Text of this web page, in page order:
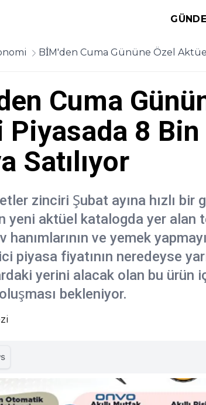
BİM'den Cuma Gününe Özel
Cuma
Piyasada 8
Satılıyor
zinciri Şubat ayına hızlı bir
yeni aktüel katalogda yer
hanımlarının ve yemek
piyasa fiyatının neredeyse
yerini alacak olan bu ürün
bekleniyor.